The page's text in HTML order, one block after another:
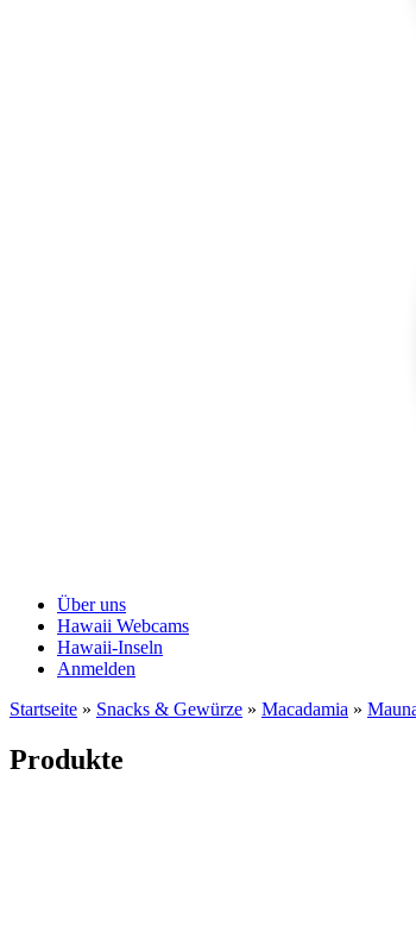
Über uns
Hawaii Webcams
Hawaii-Inseln
Anmelden
Startseite » Snacks & Gewürze » Macadamia »
Produkte